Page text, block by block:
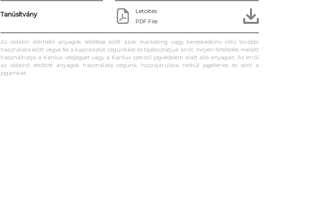
Tanúsítvány Letöltés
PDF File
Az oldalon elérhető anyagok letöltése előtt azok marketing vagy kereskedelmi célú további
használata előtt vegye fel a kapcsolatot cégünkkel és tájékoztatjuk arról, milyen feltételek mellett
használhatja a Kanlux védjegyet vagy a Kanlux szerzői jogvédelem alatt álló anyagait. Az erről
az oldalról letöltött anyagok használata cégünk hozzájárulása nélkül jogellenes és sérti a
jogainkat.